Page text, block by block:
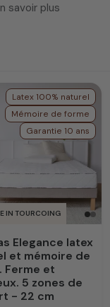
savoir plus
IN TOURCOING
Latex 100% naturel
Mémoire de forme
Garantie 10 ans
Elegance latex
et mémoire de
Ferme et
5 zones de
- 22 cm